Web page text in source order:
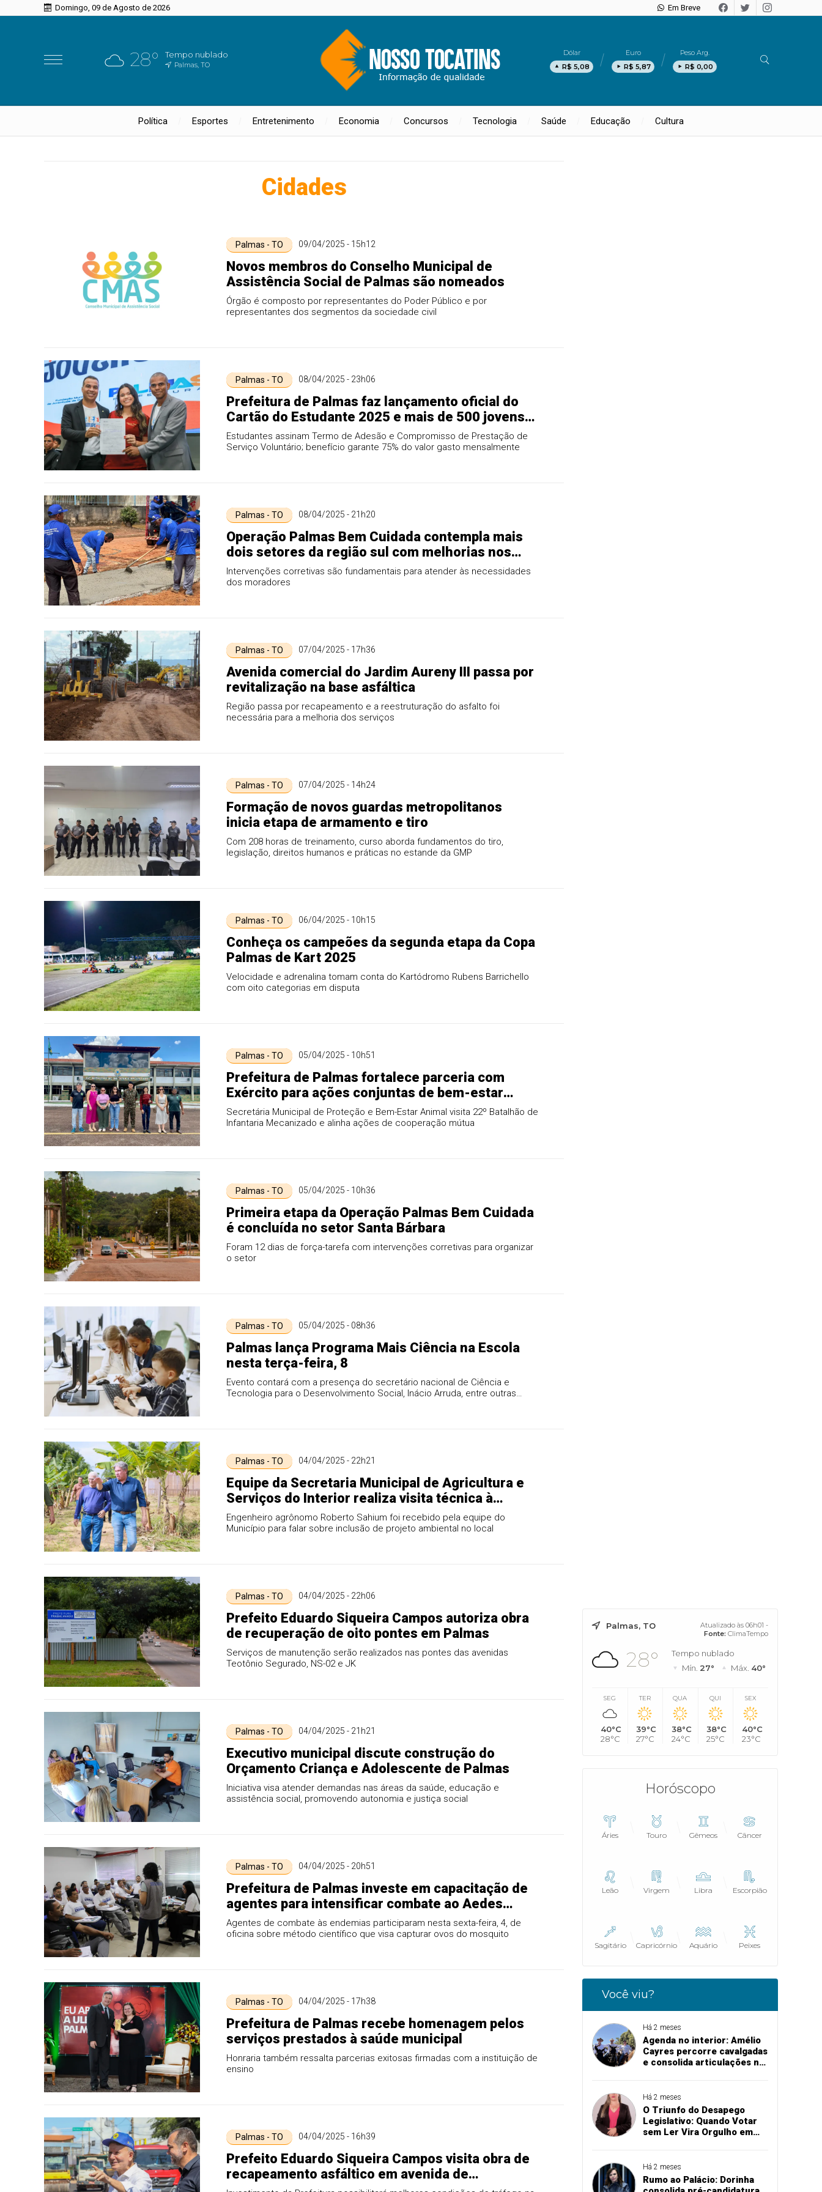
Domingo, 09 de Agosto de 2026 Em Breve
28° Tempo nublado
Palmas, TO
Dólar
R$ 5,08
Euro
R$ 5,87
Peso Arg.
R$ 0,00
Política Esportes Entretenimento Economia Concursos Tecnologia Saúde Educação Cultura
Cidades
Palmas - TO 09/04/2025 - 15h12
Novos membros do Conselho Municipal de
Assistência Social de Palmas são nomeados
Órgão é composto por representantes do Poder Público e por
representantes dos segmentos da sociedade civil
Palmas - TO 08/04/2025 - 23h06
Prefeitura de Palmas faz lançamento oficial do
Cartão do Estudante 2025 e mais de 500 jovens
recebem recarga de vale-transportes
Estudantes assinam Termo de Adesão e Compromisso de Prestação de
Serviço Voluntário; benefício garante 75% do valor gasto mensalmente
Palmas - TO 08/04/2025 - 21h20
Operação Palmas Bem Cuidada contempla mais
dois setores da região sul com melhorias nos
serviços de infraestrutura
Intervenções corretivas são fundamentais para atender às necessidades
dos moradores
Palmas - TO 07/04/2025 - 17h36
Avenida comercial do Jardim Aureny III passa por
revitalização na base asfáltica
Região passa por recapeamento e a reestruturação do asfalto foi
necessária para a melhoria dos serviços
Palmas - TO 07/04/2025 - 14h24
Formação de novos guardas metropolitanos
inicia etapa de armamento e tiro
Com 208 horas de treinamento, curso aborda fundamentos do tiro,
legislação, direitos humanos e práticas no estande da GMP
Palmas - TO 06/04/2025 - 10h15
Conheça os campeões da segunda etapa da Copa
Palmas de Kart 2025
Velocidade e adrenalina tomam conta do Kartódromo Rubens Barrichello
com oito categorias em disputa
Palmas - TO 05/04/2025 - 10h51
Prefeitura de Palmas fortalece parceria com
Exército para ações conjuntas de bem-estar
animal
Secretária Municipal de Proteção e Bem-Estar Animal visita 22º Batalhão de
Infantaria Mecanizado e alinha ações de cooperação mútua
Palmas - TO 05/04/2025 - 10h36
Primeira etapa da Operação Palmas Bem Cuidada
é concluída no setor Santa Bárbara
Foram 12 dias de força-tarefa com intervenções corretivas para organizar
o setor
Palmas - TO 05/04/2025 - 08h36
Palmas lança Programa Mais Ciência na Escola
nesta terça-feira, 8
Evento contará com a presença do secretário nacional de Ciência e
Tecnologia para o Desenvolvimento Social, Inácio Arruda, entre outras
Palmas - TO 04/04/2025 - 22h21
Equipe da Secretaria Municipal de Agricultura e
Serviços do Interior realiza visita técnica à
Fazendinha
Engenheiro agrônomo Roberto Sahium foi recebido pela equipe do
Município para falar sobre inclusão de projeto ambiental no local
Palmas - TO 04/04/2025 - 22h06
Prefeito Eduardo Siqueira Campos autoriza obra
de recuperação de oito pontes em Palmas
Serviços de manutenção serão realizados nas pontes das avenidas
Teotônio Segurado, NS-02 e JK
Palmas - TO 04/04/2025 - 21h21
Executivo municipal discute construção do
Orçamento Criança e Adolescente de Palmas
Iniciativa visa atender demandas nas áreas da saúde, educação e
assistência social, promovendo autonomia e justiça social
Palmas - TO 04/04/2025 - 20h51
Prefeitura de Palmas investe em capacitação de
agentes para intensificar combate ao Aedes
aegypti
Agentes de combate às endemias participaram nesta sexta-feira, 4, de
oficina sobre método científico que visa capturar ovos do mosquito
Palmas - TO 04/04/2025 - 17h38
Prefeitura de Palmas recebe homenagem pelos
serviços prestados à saúde municipal
Honraria também ressalta parcerias exitosas firmadas com a instituição de
ensino
Palmas - TO 04/04/2025 - 16h39
Prefeito Eduardo Siqueira Campos visita obra de
recapeamento asfáltico em avenida de
Palmas, TO
Atualizado às 06h01 -
Fonte: ClimaTempo
28°
Tempo nublado
Mín. 27° Máx. 40°
SEG
40°C
28°C
TER
39°C
27°C
QUA
38°C
24°C
QUI
38°C
25°C
SEX
40°C
23°C
Horóscopo
Áries Touro Gêmeos Câncer
Leão Virgem Libra Escorpião
Sagitário Capricórnio Aquário Peixes
Você viu?
Há 2 meses
Agenda no interior: Amélio
Cayres percorre cavalgadas
e consolida articulações na
Há 2 meses
O Triunfo do Desapego
Legislativo: Quando Votar
sem Ler Vira Orgulho em
Há 2 meses
Rumo ao Palácio: Dorinha